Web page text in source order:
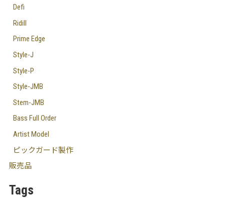
Defi
Ridill
Prime Edge
Style-J
Style-P
Style-JMB
Stem-JMB
Bass Full Order
Artist Model
ピックガード製作
販売品
Tags